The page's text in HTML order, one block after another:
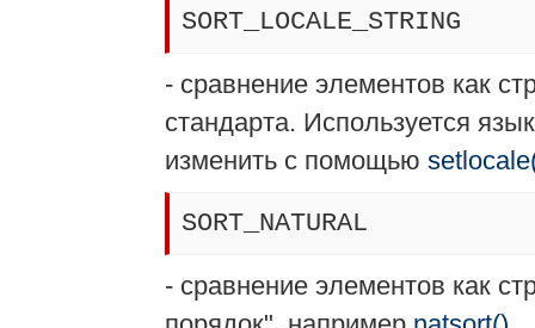
SORT_LOCALE_STRING
- сравнение элементов как
стандарта. Используется
изменить с помощью
SORT_NATURAL
- сравнение элементов как